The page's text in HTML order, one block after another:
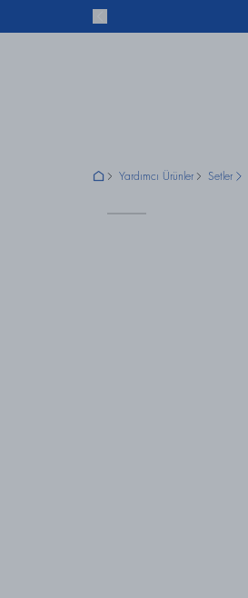
Yardımcı Ürünler Setler